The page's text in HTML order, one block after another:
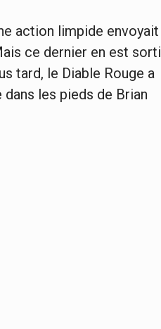
action limpide envoyait
ce dernier en est sorti
tard, le Diable Rouge a
les pieds de Brian